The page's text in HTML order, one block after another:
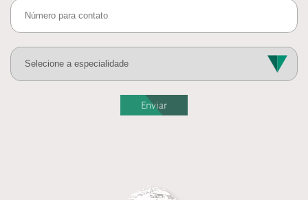
Enviar